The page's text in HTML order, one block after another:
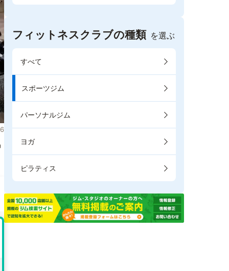
フィットネスクラブの種類 を選ぶ
すべて
スポーツジム
パーソナルジム
ヨガ
ピラティス